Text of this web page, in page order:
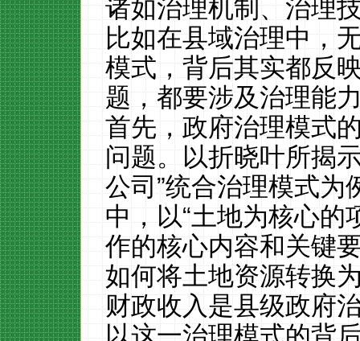
诸如治理机制、治理
比如在县域治理中，
模式，背后其实都反
题，都要涉及治理能
首先，政府治理模式
问题。以折晓叶所揭
公司”统合治理模式为
中，以“土地为核心的
作的核心内容和关键
如何将土地资源转换
财政收入是县级政府